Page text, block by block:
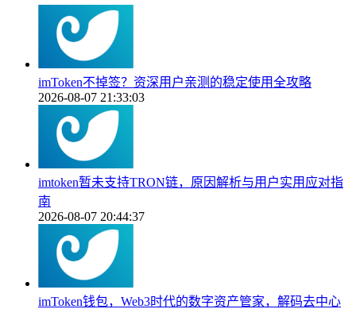
imToken不掉签？资深用户亲测的稳定使用全攻略
2026-08-07 21:33:03
imtoken暂未支持TRON链，原因解析与用户实用应对指
南
2026-08-07 20:44:37
imToken钱包，Web3时代的数字资产管家，解码去中心